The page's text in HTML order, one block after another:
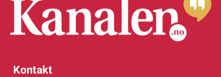
Kontakt